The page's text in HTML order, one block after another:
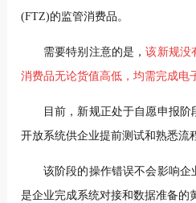
(FTZ)的监管消费品。
需要特别注意的是，该新规没
消费品无论货值高低，均需完成电
目前，新规正处于自愿申报
开放系统供企业提前测试和熟悉流
该阶段的操作错误不会影响企
是企业完成系统对接和数据准备的